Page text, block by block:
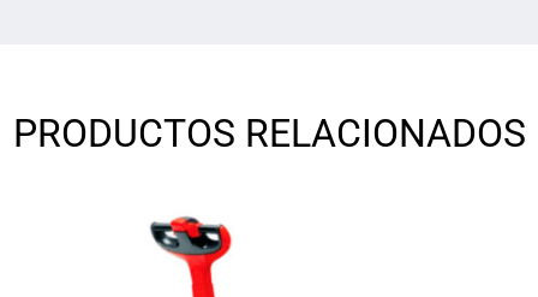
PRODUCTOS RELACIONADOS